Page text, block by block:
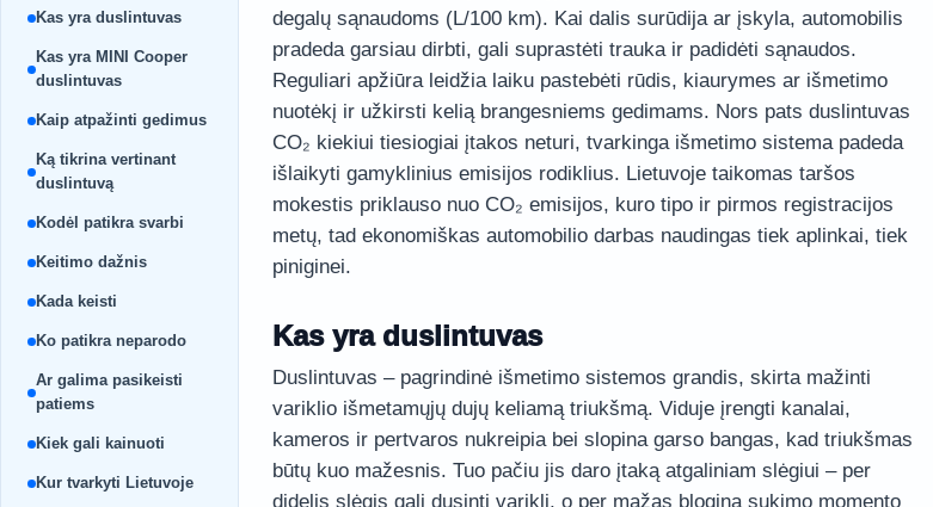
Kas yra duslintuvas
Kas yra MINI Cooper
duslintuvas
Kaip atpažinti gedimus
Ką tikrina vertinant
duslintuvą
Kodėl patikra svarbi
Keitimo dažnis
Kada keisti
Ko patikra neparodo
Ar galima pasikeisti
patiems
Kiek gali kainuoti
Kur tvarkyti Lietuvoje
degalų sąnaudoms (L/100 km). Kai dalis surūdija ar įskyla, automobilis
pradeda garsiau dirbti, gali suprastėti trauka ir padidėti sąnaudos.
Reguliari apžiūra leidžia laiku pastebėti rūdis, kiaurymes ar išmetimo
nuotėkį ir užkirsti kelią brangesniems gedimams. Nors pats duslintuvas
CO₂ kiekiui tiesiogiai įtakos neturi, tvarkinga išmetimo sistema padeda
išlaikyti gamyklinius emisijos rodiklius. Lietuvoje taikomas taršos
mokestis priklauso nuo CO₂ emisijos, kuro tipo ir pirmos registracijos
metų, tad ekonomiškas automobilio darbas naudingas tiek aplinkai, tiek
piniginei.
Kas yra duslintuvas
Duslintuvas – pagrindinė išmetimo sistemos grandis, skirta mažinti
variklio išmetamųjų dujų keliamą triukšmą. Viduje įrengti kanalai,
kameros ir pertvaros nukreipia bei slopina garso bangas, kad triukšmas
būtų kuo mažesnis. Tuo pačiu jis daro įtaką atgaliniam slėgiui – per
didelis slėgis gali dusinti variklį, o per mažas blogina sukimo momento